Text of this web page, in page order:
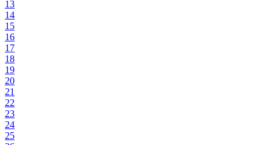
13
14
15
16
17
18
19
20
21
22
23
24
25